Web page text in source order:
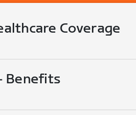
Coverage
Benefits